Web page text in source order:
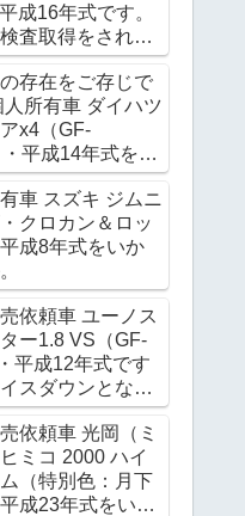
成16年式です。
査取得をされま
価格に変更はご
。
存在をご存じで
x4（GF-
平成14年式をい
。
車 スズキ ジムニ
クロカン＆ロッ
成8年式をいか
依頼車 ユーノス
ー1.8 VS（GF-
平成12年式です
スダウンとなり
この機会に改め
ただければ幸い
車 光岡（ミ
ミコ 2000 ハイ
（特別色：月下
成23年式をいか